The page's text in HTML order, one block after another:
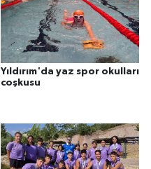
Yıldırım'da yaz spor okulları
coşkusu